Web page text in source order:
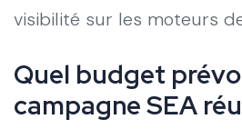
visibilité sur les moteurs
Quel budget
campagne SEA